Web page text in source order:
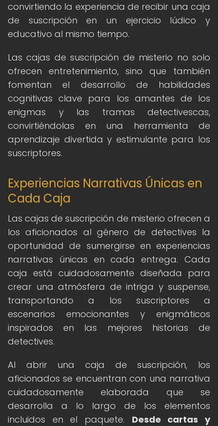
convirtiendo la experiencia de recibir una caja
de suscripción en un ejercicio lúdico y
educativo al mismo tiempo.
Las cajas de suscripción de misterio no solo
ofrecen entretenimiento, sino que también
fomentan el desarrollo de habilidades
cognitivas clave para los amantes de los
enigmas y las tramas detectivescas,
convirtiéndolas en una herramienta de
aprendizaje divertida y estimulante para los
suscriptores.
Experiencias Narrativas Únicas en
Cada Caja
Las cajas de suscripción de misterio ofrecen a
los aficionados al género de detectives la
oportunidad de sumergirse en experiencias
narrativas únicas en cada entrega. Cada
caja está cuidadosamente diseñada para
crear una atmósfera de intriga y suspense,
transportando a los suscriptores a
escenarios emocionantes y enigmáticos
inspirados en las mejores historias de
detectives.
Al abrir una caja de suscripción, los
aficionados se encuentran con una narrativa
cuidadosamente elaborada que se
desarrolla a lo largo de los elementos
incluidos en el paquete. Desde cartas y